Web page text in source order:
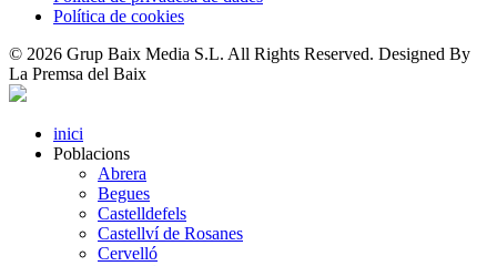
Política de cookies
© 2026 Grup Baix Media S.L. All Rights Reserved. Designed By
La Premsa del Baix
inici
Poblacions
Abrera
Begues
Castelldefels
Castellví de Rosanes
Cervelló